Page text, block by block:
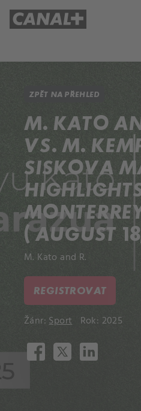
ZPĚT NA PŘEHLED
M. KATO
VS. M.
SISKOVA
( AUGUST
M. Kato and R.
REGISTROVAT
Žánr:Sport Rok: 2025